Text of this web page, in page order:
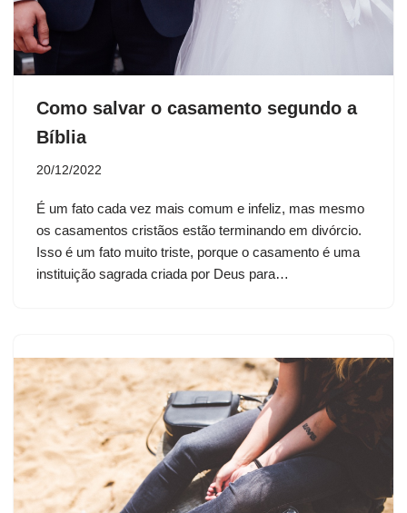
Como salvar o casamento segundo a
Bíblia
20/12/2022
É um fato cada vez mais comum e infeliz, mas mesmo
os casamentos cristãos estão terminando em divórcio.
Isso é um fato muito triste, porque o casamento é uma
instituição sagrada criada por Deus para…